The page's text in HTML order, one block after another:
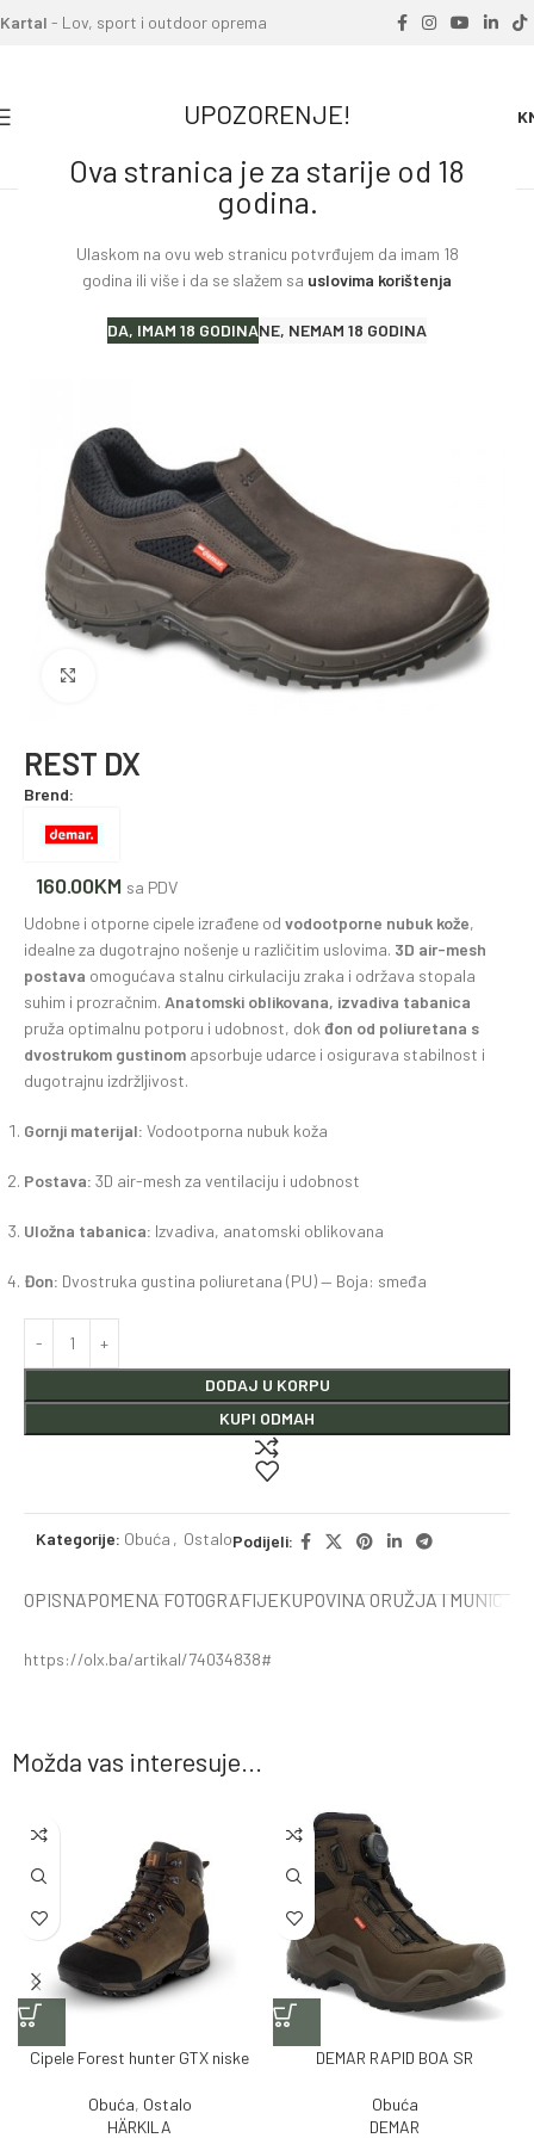
UPOZORENJE!
Ova stranica je za starije od 18
godina.
Ulaskom na ovu web stranicu potvrđujem da imam 18
godina ili više i da se slažem sa uslovima korištenja
DA, IMAM 18 GODINANE, NEMAM 18 GODINA
Kartal - Lov, sport i outdoor oprema
»Proizvodi »REST DX
Povećajte fotografiju
REST DX
Brend:
160.00KM sa PDV
Udobne i otporne cipele izrađene od vodootporne nubuk kože,
idealne za dugotrajno nošenje u različitim uslovima. 3D air-mesh
postava omogućava stalnu cirkulaciju zraka i održava stopala
suhim i prozračnim. Anatomski oblikovana, izvadiva tabanica
pruža optimalnu potporu i udobnost, dok đon od poliuretana s
dvostrukom gustinom apsorbuje udarce i osigurava stabilnost i
dugotrajnu izdržljivost.
Gornji materijal: Vodootporna nubuk koža
Postava: 3D air-mesh za ventilaciju i udobnost
Uložna tabanica: Izvadiva, anatomski oblikovana
Đon: Dvostruka gustina poliuretana (PU) — Boja: smeđa
DODAJ U KORPU
KUPI ODMAH
Kategorije: Obuća , OstaloPodijeli:
OPISNAPOMENA FOTOGRAFIJEKUPOVINA ORUŽJA I MUNICIJE
https://olx.ba/artikal/74034838#
Možda vas interesuje...
Cipele Forest hunter GTX niske
Obuća, Ostalo
HÄRKILA
DEMAR RAPID BOA SR
Obuća
DEMAR